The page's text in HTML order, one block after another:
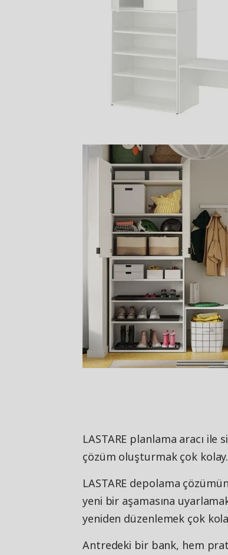
LASTARE planlama aracı ile
çözüm oluşturmak çok kolay.
LASTARE depolama
yeni bir aşamasına
yeniden düzenlemek çok
Antredeki bir bank, hem